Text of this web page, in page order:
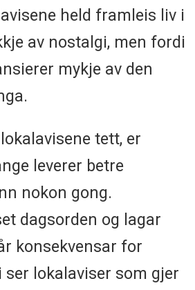
held framleis liv i
av nostalgi, men fordi
mykje av den
tett, er
leverer betre
nokon gong.
dagsorden og lagar
konsekvensar for
ser lokalaviser som gjer